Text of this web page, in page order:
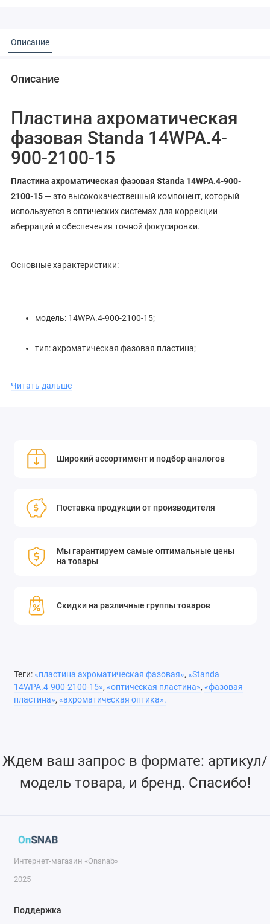
Описание
Описание
Пластина ахроматическая
фазовая Standa 14WPA.4-
900-2100-15
Пластина ахроматическая фазовая Standa 14WPA.4-900-
2100-15 — это высококачественный компонент, который
используется в оптических системах для коррекции
аберраций и обеспечения точной фокусировки.
Основные характеристики:
модель: 14WPA.4-900-2100-15;
тип: ахроматическая фазовая пластина;
идеальным выбором для профессиональных приложений.
Приобретите пластину ахроматическую фазовую Standa
14WPA.4-900-2100-15 и улучшите качество своих оптических
Ахроматическая фазовая пластина состоит из 2-х пластин,
кварца, а вторая из фторида магния.
каждой пластины таким образом, чтобы фазовый сдвиг при
двойном лучепреломлении в сборке менялся очень медленно
применимы в различных целях и могут заменить целый ряд
обычных кварцевых волновых пластин, работающих только
с одной длиной волны.
Читать дальше
Широкий ассортимент и подбор аналогов
Поставка продукции от производителя
Мы гарантируем самые оптимальные цены
на товары
Скидки на различные группы товаров
Теги:«пластина ахроматическая фазовая», «Standa
14WPA.4-900-2100-15», «оптическая пластина», «фазовая
пластина», «ахроматическая оптика».
Ждем ваш запрос в формате: артикул/
модель товара, и бренд. Спасибо!
Интернет-магазин «Onsnab»
2025
Поддержка